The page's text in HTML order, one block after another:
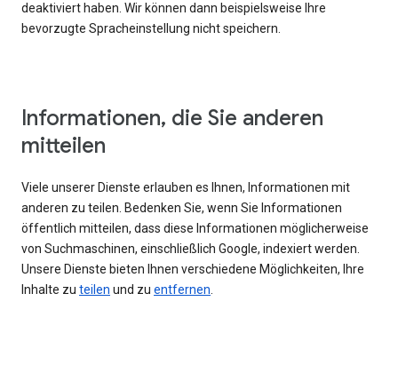
deaktiviert haben. Wir können dann beispielsweise Ihre
bevorzugte Spracheinstellung nicht speichern.
Informationen, die Sie anderen
mitteilen
Viele unserer Dienste erlauben es Ihnen, Informationen mit
anderen zu teilen. Bedenken Sie, wenn Sie Informationen
öffentlich mitteilen, dass diese Informationen möglicherweise
von Suchmaschinen, einschließlich Google, indexiert werden.
Unsere Dienste bieten Ihnen verschiedene Möglichkeiten, Ihre
Inhalte zu teilen und zu entfernen.